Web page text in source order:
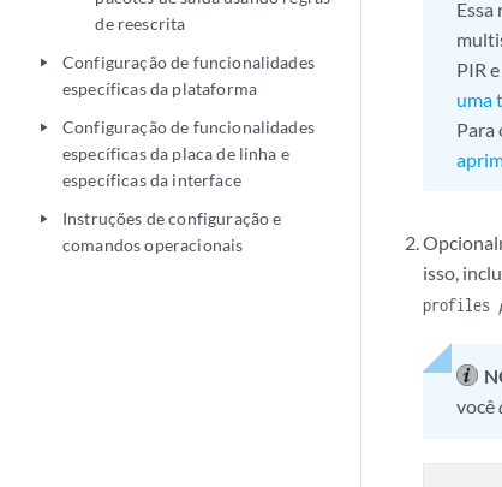
de reescrita
play_arrow
Configuração de funcionalidades
específicas da plataforma
play_arrow
Configuração de funcionalidades
específicas da placa de linha e
específicas da interface
play_arrow
Instruções de configuração e
comandos operacionais
Essa
PIR
uma
Para
isso,
profiles
você